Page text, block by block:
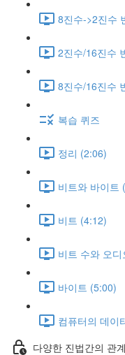
8진수->2진수
2진수/16진수
8진수/16진수
복습 퀴즈
정리 (2:06)
비트와 바이트
비트 (4:12)
비트 수와 오
바이트 (5:00)
컴퓨터의 데이
다양한 진법간의 관